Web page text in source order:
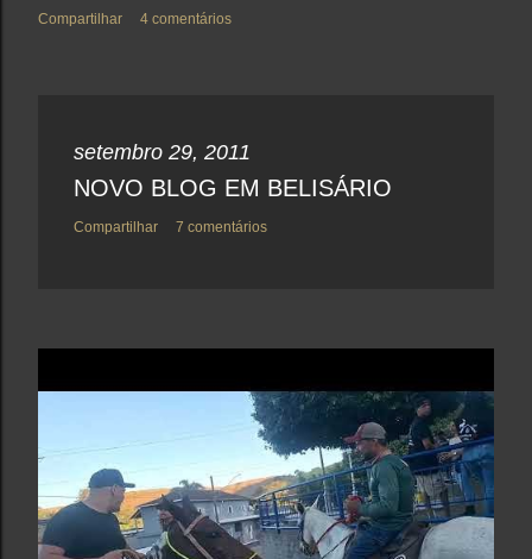
Compartilhar 4 comentários
setembro 29, 2011
NOVO BLOG EM BELISÁRIO
Compartilhar 7 comentários